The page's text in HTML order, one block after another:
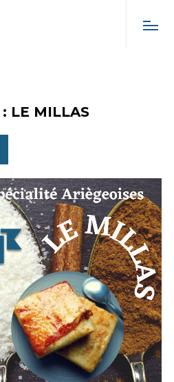
: LE MILLAS